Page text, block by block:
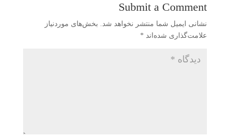
Submit a Comment
نشانی ایمیل شما منتشر نخواهد شد. بخش‌های موردنیاز
علامت‌گذاری شده‌اند *